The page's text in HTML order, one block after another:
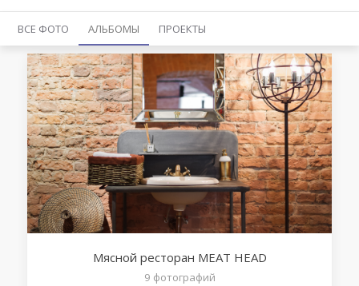
ВСЕ ФОТО АЛЬБОМЫ ПРОЕКТЫ
Мясной ресторан MEAT HEAD
9 фотографий